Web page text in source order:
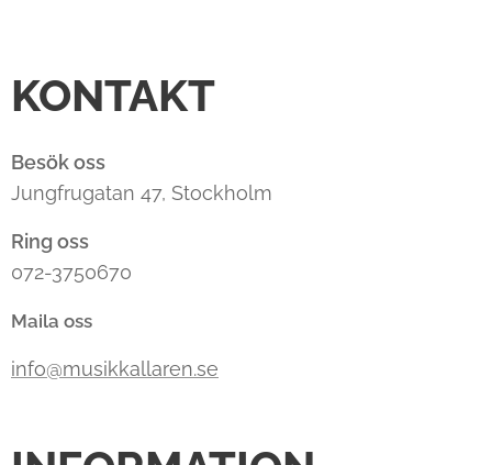
KONTAKT
Besök oss
Jungfrugatan 47, Stockholm
Ring oss
072-3750670
Maila oss
info@musikkallaren.se